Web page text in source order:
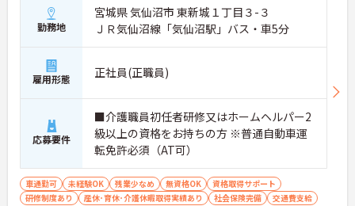
勤務地
宮城県 気仙沼市 東新城１丁目３-３
ＪＲ気仙沼線「気仙沼駅」バス・車5分
雇用形態 正社員(正職員)
応募要件
■介護職員初任者研修又はホームヘルパー2
級以上の資格をお持ちの方 ※普通自動車運
転免許必須（AT可）
車通勤可 未経験OK 残業少なめ 無資格OK
資格取得サポート
研修制度あり
産休･育休･介護休暇取得実績あり 社会保険完備 交通費支給